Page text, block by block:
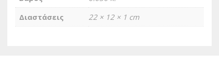
Διαστάσεις
22 × 12 × 1 cm